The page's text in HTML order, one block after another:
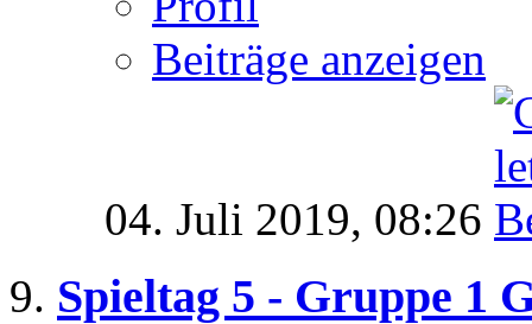
Beiträge anzeigen
04. Juli 2019, 08:26
Spieltag 5 - Gruppe 1